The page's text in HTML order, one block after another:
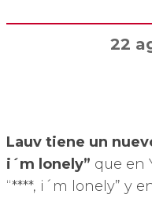
22
Lauv tiene un
i´m lonely” que en
“****, i´m lonely” y